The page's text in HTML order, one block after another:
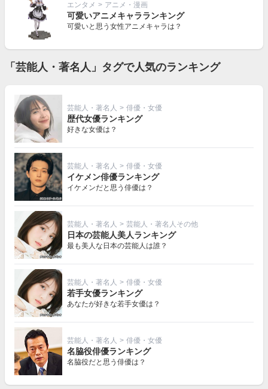
エンタメ > アニメ・漫画
可愛いアニメキャラランキング
可愛いと思う女性アニメキャラは？
「芸能人・著名人」タグで人気のランキング
芸能人・著名人 > 俳優・女優
歴代女優ランキング
好きな女優は？
芸能人・著名人 > 俳優・女優
イケメン俳優ランキング
イケメンだと思う俳優は？
芸能人・著名人 > 芸能人・著名人その他
日本の芸能人美人ランキング
最も美人な日本の芸能人は誰？
芸能人・著名人 > 俳優・女優
若手女優ランキング
あなたが好きな若手女優は？
芸能人・著名人 > 俳優・女優
名脇役俳優ランキング
名脇役だと思う俳優は？